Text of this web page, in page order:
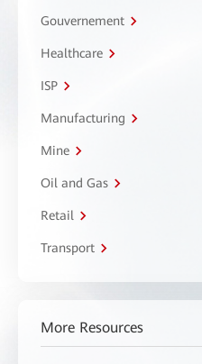
Gouvernement
Healthcare
ISP
Manufacturing
Mine
Oil and Gas
Retail
Transport
More Resources